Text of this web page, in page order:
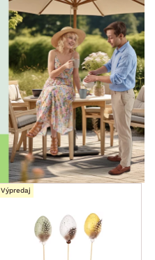
Výpredaj